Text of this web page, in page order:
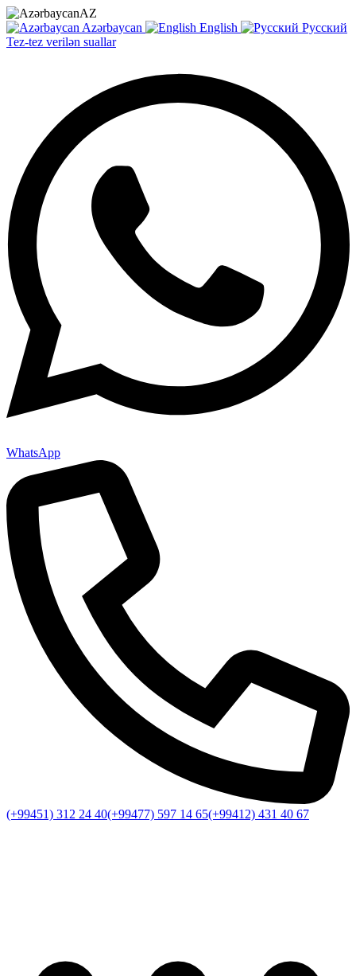
AZ
Azərbaycan
English
Русский
Tez-tez verilən suallar
WhatsApp
(+99451) 312 24 40(+99477) 597 14 65(+99412) 431 40 67